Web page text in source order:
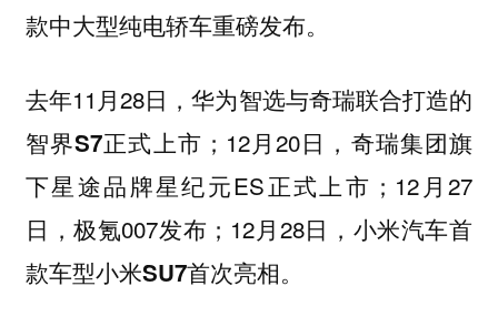
款中大型纯电轿车重磅发布。
去年11月28日，华为智选与奇瑞联合打造的
智界S7正式上市 ；12月20日，奇瑞集团旗
下星途品牌星纪元ES正式上市；12月27
日，极氪007发布；12月28日， 小米汽车首
款车型小米SU7首次亮相。